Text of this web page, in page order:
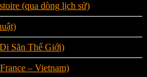
(qua dòng lịch sử)
Sãn Thế Giới)
– Vietnam)